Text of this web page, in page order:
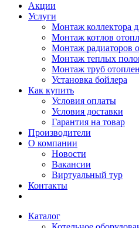
Акции
Услуги
Монтаж коллектора
Монтаж котлов
Монтаж радиаторов
Монтаж теплых
Монтаж труб
Установка бойлера
Как купить
Условия оплаты
Условия доставки
Гарантия на товар
Производители
О компании
Новости
Вакансии
Виртуальный тур
Контакты
Каталог